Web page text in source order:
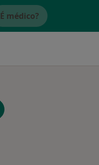
É médico?